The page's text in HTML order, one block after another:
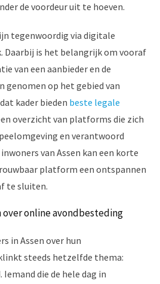
de voordeur uit te hoeven.
tegenwoordig via digitale
is het belangrijk om vooraf
van een aanbieder en de
genomen op het gebied van
kader bieden beste legale
overzicht van platforms die zich
en verantwoord
van Assen kan een korte
platform een ontspannen
te sluiten.
over online avondbesteding
in Assen over hun
steeds hetzelfde thema:
die de hele dag in